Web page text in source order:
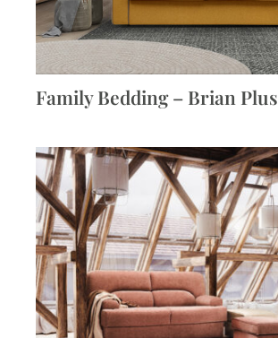
Family Bedding – Brian Plus